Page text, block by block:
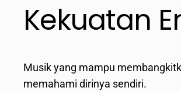
Kekuatan
Musik yang mampu
memahami dirinya sendiri.